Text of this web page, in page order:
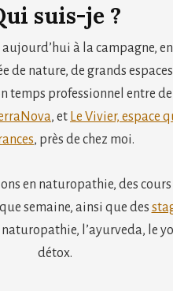
suis-je ?
aujourd’hui à la campagne,
de nature, de grands
temps professionnel entre
, et Le Vivier, espace
, près de chez moi.
en naturopathie, des cours
semaine, ainsi que des
l’ayurveda, le
détox.